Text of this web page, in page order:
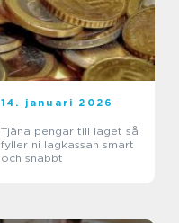
14. januari 2026
Tjäna pengar till laget så
fyller ni lagkassan smart
och snabbt